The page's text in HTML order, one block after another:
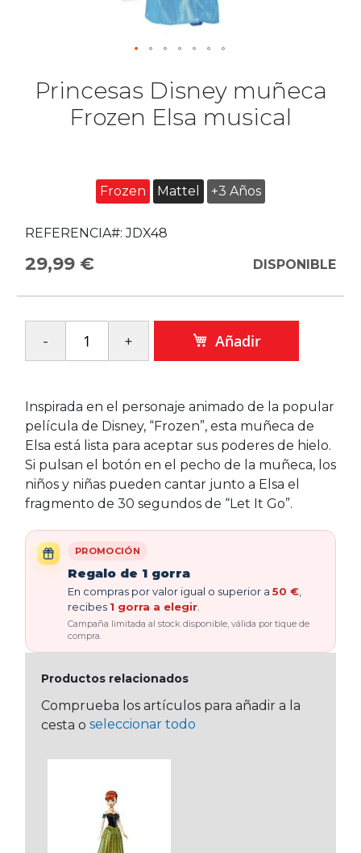
Princesas Disney muñeca
Frozen Elsa musical
Frozen Mattel +3 Años
REFERENCIA#: JDX48
29,99 € DISPONIBLE
Añadir
Inspirada en el personaje animado de la popular
película de Disney, “Frozen”, esta muñeca de
Elsa está lista para aceptar sus poderes de hielo.
Si pulsan el botón en el pecho de la muñeca, los
niños y niñas pueden cantar junto a Elsa el
fragmento de 30 segundos de “Let It Go”.
PROMOCIÓN
Regalo de 1 gorra
En compras por valor igual o superior a 50 €
recibes 1 gorra a elegir
Campaña limitada al stock disponible, válida por tique de
compra.
Productos relacionados
Comprueba los artículos para añadir a la
cesta o seleccionar todo